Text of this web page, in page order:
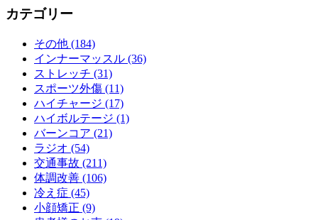
カテゴリー
その他 (184)
インナーマッスル (36)
ストレッチ (31)
スポーツ外傷 (11)
ハイチャージ (17)
ハイボルテージ (1)
バーンコア (21)
ラジオ (54)
交通事故 (211)
体調改善 (106)
冷え症 (45)
小顔矯正 (9)